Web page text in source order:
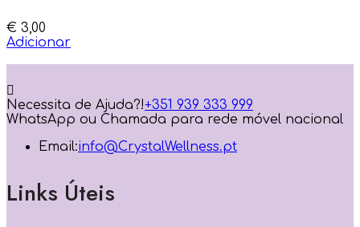
€ 3,00
Adicionar
Necessita de Ajuda?!+351 939 333 999
WhatsApp ou Chamada para rede móvel nacional
Email:info@CrystalWellness.pt
Links Úteis